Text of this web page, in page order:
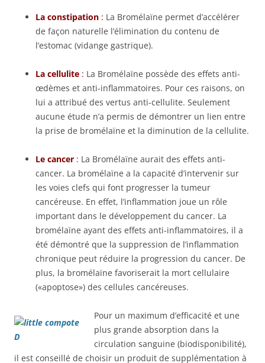
La constipation : La Bromélaïne permet d’accélérer
de façon naturelle l’élimination du contenu de
l’estomac (vidange gastrique).
La cellulite : La Bromélaïne possède des effets anti-
œdèmes et anti-inflammatoires. Pour ces raisons, on
lui a attribué des vertus anti-cellulite. Seulement
aucune étude n’a permis de démontrer un lien entre
la prise de bromélaïne et la diminution de la cellulite.
Le cancer : La Bromélaïne aurait des effets anti-
cancer. La bromélaïne a la capacité d’intervenir sur
les voies clefs qui font progresser la tumeur
cancéreuse. En effet, l’inflammation joue un rôle
important dans le développement du cancer. La
bromélaïne ayant des effets anti-inflammatoires, il a
été démontré que la suppression de l’inflammation
chronique peut réduire la progression du cancer. De
plus, la bromélaïne favoriserait la mort cellulaire
(«apoptose») des cellules cancéreuses.
Pour un maximum d’efficacité et une
plus grande absorption dans la
circulation sanguine (biodisponibilité),
il est conseillé de choisir un produit de supplémentation à